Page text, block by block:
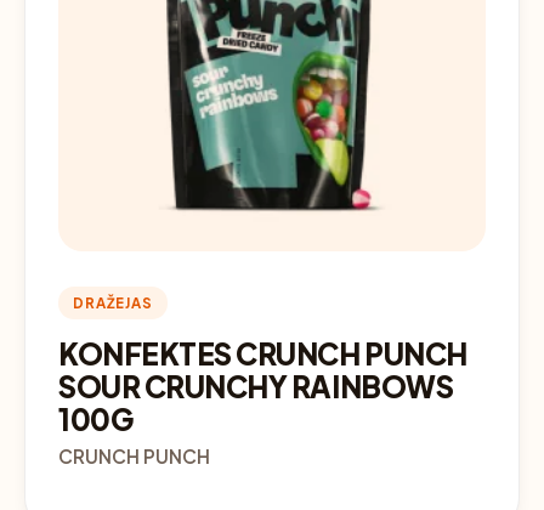
DRAŽEJAS
KONFEKTES CRUNCH PUNCH
SOUR CRUNCHY RAINBOWS
100G
CRUNCH PUNCH